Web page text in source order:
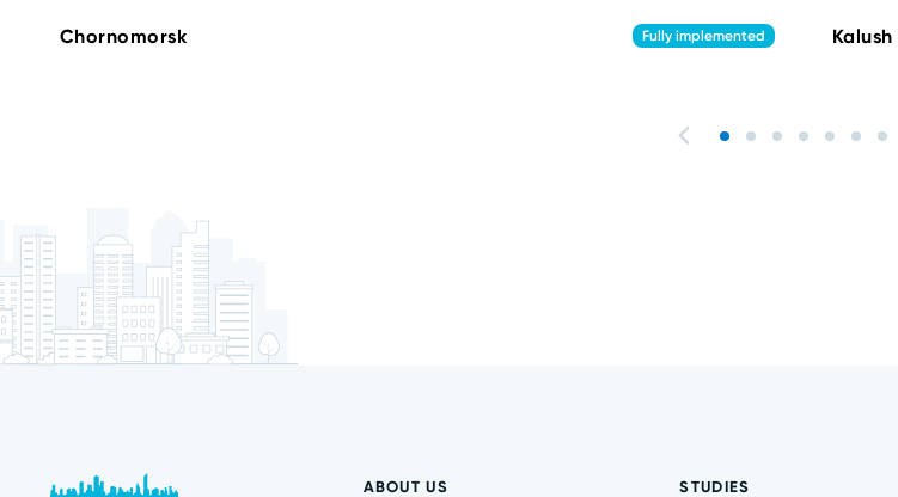
Chornomorsk Fully implemented Kalush
ABOUT US STUDIES